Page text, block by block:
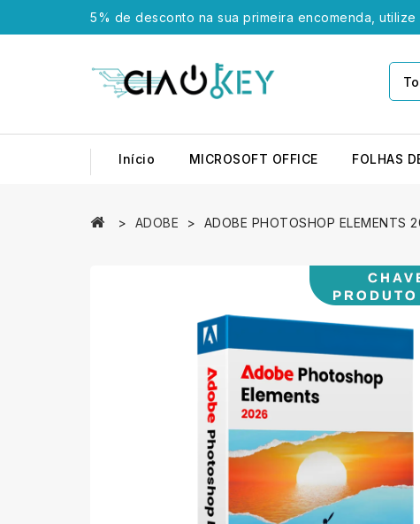
5% de desconto na sua primeira encomenda,
Início MICROSOFT OFFICE FOLHAS
ADOBE ADOBE PHOTOSHOP ELEMENTS